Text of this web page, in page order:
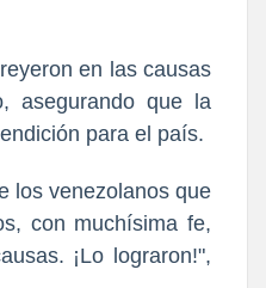
en las causas
asegurando que la
para el país.
los venezolanos que
con muchísima fe,
¡Lo lograron!",